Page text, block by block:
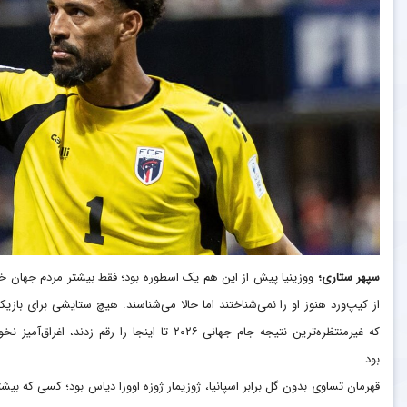
سپهر ستاری؛ ووزینیا پیش از این هم یک اسطوره بود؛ فقط بیشتر مردم جهان
از کیپ‌ورد هنوز او را نمی‌شناختند اما حالا می‌شناسند. هیچ ستایشی برای
که غیرمنتظره‌ترین نتیجه جام جهانی ۲۰۲۶ تا اینجا را رقم زدند،
بود.
قهرمان تساوی بدون گل برابر اسپانیا، ژوزیمار ژوزه اوورا دیاس بود؛ کسی که